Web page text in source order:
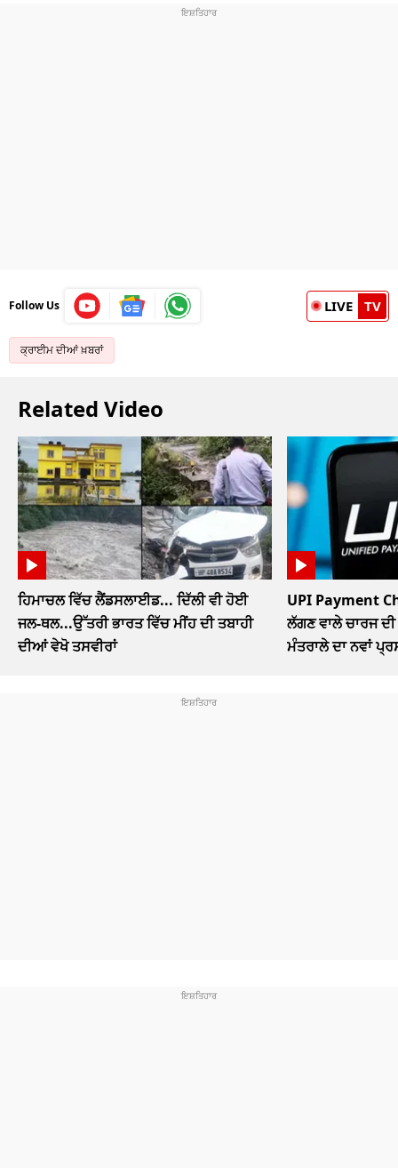
Follow Us LIVE TV
ਕ੍ਰਾਈਮ ਦੀਆਂ ਖ਼ਬਰਾਂ
Related Video
ਹਿਮਾਚਲ ਵਿੱਚ ਲੈਂਡਸਲਾਈਡ... ਦਿੱਲੀ ਵੀ ਹੋਈ
ਜਲ-ਥਲ...ਉੱਤਰੀ ਭਾਰਤ ਵਿੱਚ ਮੀਂਹ ਦੀ ਤਬਾਹੀ
ਦੀਆਂ ਵੇਖੋ ਤਸਵੀਰਾਂ
UPI Payment
ਲੱਗਣ ਵਾਲੇ ਚਾਰਜ
ਮੰਤਰਾਲੇ ਦਾ ਨਵਾਂ